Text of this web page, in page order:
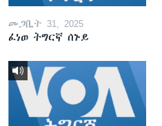
መጋቢት 31, 2025
ፈነወ ትግርኛ ሰኑይ